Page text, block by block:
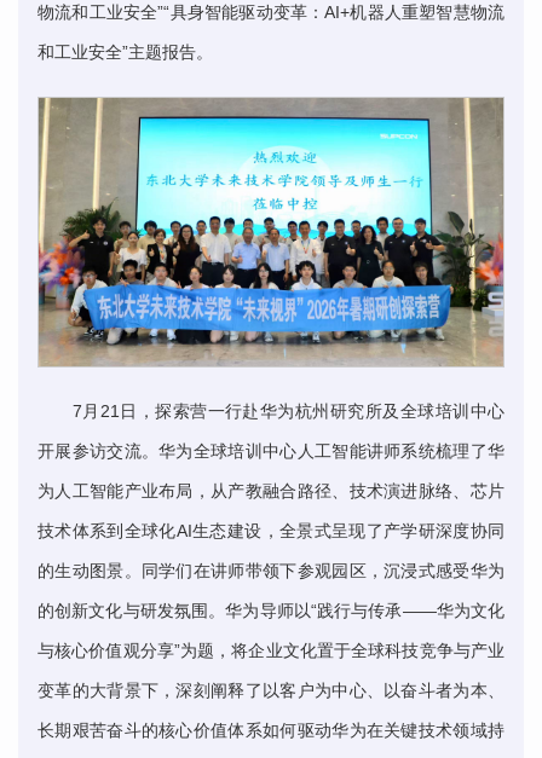
物流和工业安全”“具身智能驱动变革：AI+机器人重塑智慧物流
和工业安全”主题报告。
7月21日，探索营一行赴华为杭州研究所及全球培训中心
开展参访交流。华为全球培训中心人工智能讲师系统梳理了华
为人工智能产业布局，从产教融合路径、技术演进脉络、芯片
技术体系到全球化AI生态建设，全景式呈现了产学研深度协同
的生动图景。同学们在讲师带领下参观园区，沉浸式感受华为
的创新文化与研发氛围。华为导师以“践行与传承——华为文化
与核心价值观分享”为题，将企业文化置于全球科技竞争与产业
变革的大背景下，深刻阐释了以客户为中心、以奋斗者为本、
长期艰苦奋斗的核心价值体系如何驱动华为在关键技术领域持